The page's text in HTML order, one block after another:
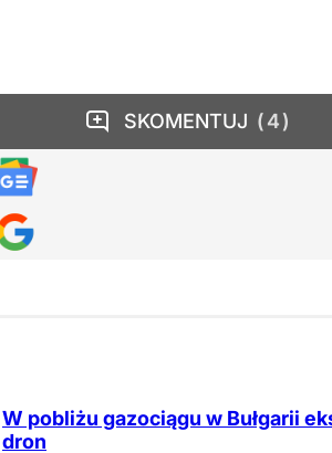
SKOMENTUJ 4
W pobliżu gazociągu w Bułgarii
dron